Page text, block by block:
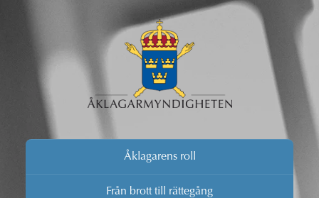
Åklagarens roll
Från brott till rättegång